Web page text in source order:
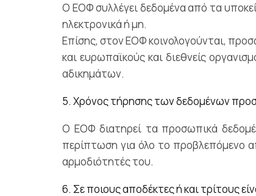
Ο ΕΟΦ συλλέγει δεδομένα από τα
ηλεκτρονικά ή μη.
Επίσης, στον ΕΟΦ κοινολογούνται,
και ευρωπαϊκούς και διεθνείς
αδικημάτων.
5. Χρόνος τήρησης των δεδομένων
Ο ΕΟΦ διατηρεί τα προσωπικά
περίπτωση για όλο το προβλεπόμενο
αρμοδιότητές του.
6. Σε ποιους αποδέκτες ή και τρίτους